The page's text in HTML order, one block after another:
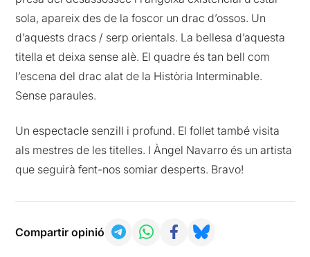
sola, apareix des de la foscor un drac d’ossos. Un
d’aquests dracs / serp orientals. La bellesa d’aquesta
titella et deixa sense alè. El quadre és tan bell com
l’escena del drac alat de la Història Interminable.
Sense paraules.
Un espectacle senzill i profund. El follet també visita
als mestres de les titelles. I Àngel Navarro és un artista
que seguirà fent-nos somiar desperts. Bravo!
Compartir opinió